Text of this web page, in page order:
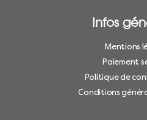
Infos
Mentions
Paiement
Politique de
Conditions